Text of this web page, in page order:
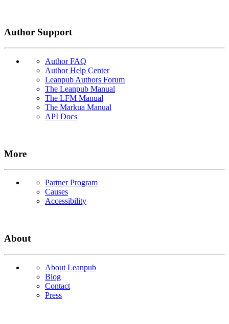
Author Support
Author FAQ
Author Help Center
Leanpub Authors Forum
The Leanpub Manual
The LFM Manual
The Markua Manual
API Docs
More
Partner Program
Causes
Accessibility
About
About Leanpub
Blog
Contact
Press